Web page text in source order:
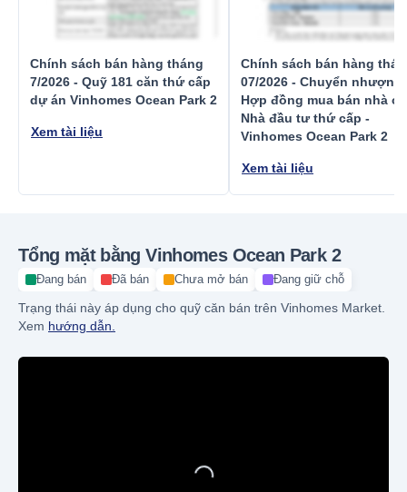
Chính sách bán hàng tháng
7/2026 - Quỹ 181 căn thứ cấp
dự án Vinhomes Ocean Park 2
Xem tài liệu
Chính sách bán hàng
07/2026 - Chuyển nhượng
Hợp đồng mua bán nhà ở
Nhà đầu tư thứ cấp -
Vinhomes Ocean Park 2
Xem tài liệu
Tổng mặt bằng Vinhomes Ocean Park 2
Đang bán Đã bán Chưa mở bán Đang giữ chỗ
Trạng thái này áp dụng cho quỹ căn bán trên Vinhomes Market.
Xem hướng dẫn.